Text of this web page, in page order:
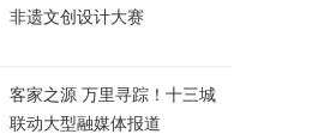
非遗文创设计大赛
客家之源 万里寻踪！十三城
联动大型融媒体报道